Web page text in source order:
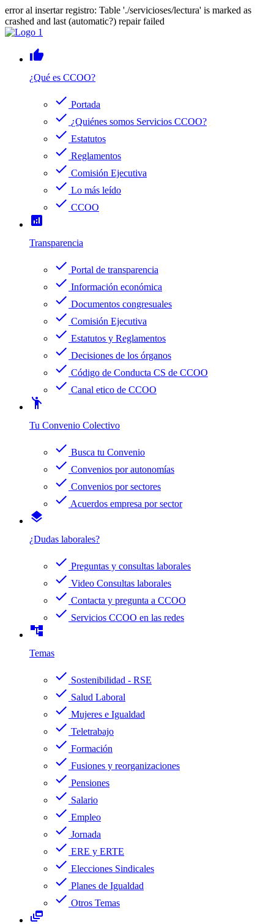
error al insertar registro: Table './servicioses/lectura' is marked as
crashed and last (automatic?) repair failed
thumb_up
¿Qué es CCOO?
check Portada
check ¿Quiénes somos Servicios CCOO?
check Estatutos
check Reglamentos
check Comisión Ejecutiva
check Lo más leído
check CCOO
analytics
Transparencia
check Portal de transparencia
check Información económica
check Documentos congresuales
check Comisión Ejecutiva
check Estatutos y Reglamentos
check Decisiones de los órganos
check Código de Conducta CS de CCOO
check Canal etico de CCOO
emoji_people
Tu Convenio Colectivo
check Busca tu Convenio
check Convenios por autonomías
check Convenios por sectores
check Acuerdos empresa por sector
layers
¿Dudas laborales?
check Preguntas y consultas laborales
check Video Consultas laborales
check Contacta y pregunta a CCOO
check Servicios CCOO en las redes
account_tree
Temas
check Sostenibilidad - RSE
check Salud Laboral
check Mujeres e Igualdad
check Teletrabajo
check Formación
check Fusiones y reorganizaciones
check Pensiones
check Salario
check Empleo
check Jornada
check ERE y ERTE
check Elecciones Sindicales
check Planes de Igualdad
check Otros Temas
dynamic_feed